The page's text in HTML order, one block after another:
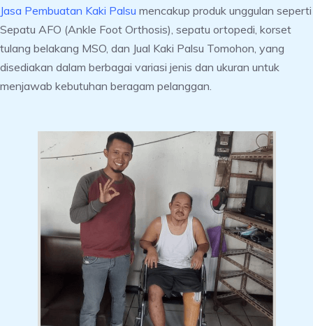
Jasa Pembuatan Kaki Palsu mencakup produk unggulan seperti
Sepatu AFO (Ankle Foot Orthosis), sepatu ortopedi, korset
tulang belakang MSO, dan Jual Kaki Palsu Tomohon, yang
disediakan dalam berbagai variasi jenis dan ukuran untuk
menjawab kebutuhan beragam pelanggan.